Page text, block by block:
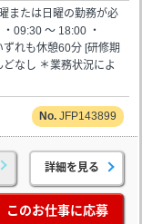
たは日曜の勤務が必
09:30 ～ 18:00 ・
れも休憩60分 [研修期
なし ＊業務状況によ
JFP143899
詳細を見る
このお仕事に応募